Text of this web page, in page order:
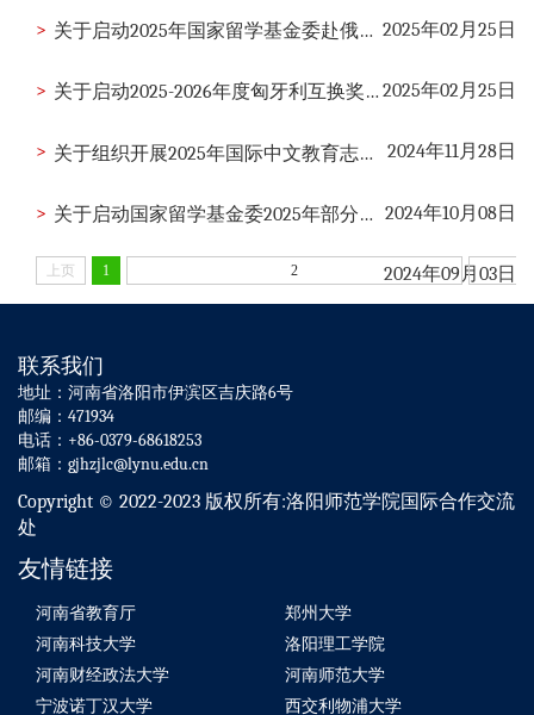
2025年02月25日
> 关于启动2025年国家留学基金委赴俄乌白专业人才培养计划遴选工作的通知
2025年02月25日
> 关于启动2025-2026年度匈牙利互换奖学金项目遴选工作的通知
2024年11月28日
> 关于组织开展2025年国际中文教育志愿者报名工作的通知
2024年10月08日
> 关于启动国家留学基金委2025年部分与美国合作奖学金项目人员遴选工作的通知
2024年09月03日
上页 1 2
联系我们
地址：河南省洛阳市伊滨区吉庆路6号
邮编：471934
电话：+86-0379-68618253
邮箱：gjhzjlc@lynu.edu.cn
Copyright © 2022-2023 版权所有:洛阳师范学院国际合作交流
处
友情链接
河南省教育厅
郑州大学
河南科技大学
洛阳理工学院
河南财经政法大学
河南师范大学
宁波诺丁汉大学
西交利物浦大学